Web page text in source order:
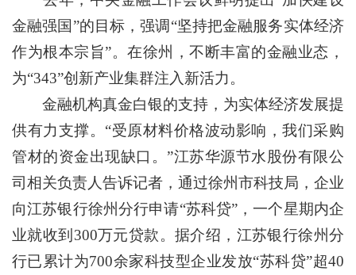
金融强国”的目标，强调“坚持把金融服务实体经济
作为根本宗旨”。在徐州，不断丰富的金融业态，
为“343”创新产业集群注入新活力。
金融机构真金白银的支持，为实体经济发展提
供有力支撑。“受原材料价格波动影响，我们采购
管材的资金出现缺口。”江苏华源节水股份有限公
司相关负责人告诉记者，通过徐州市科技局，企业
向江苏银行徐州分行申请“苏科贷”，一个星期内企
业就收到300万元贷款。据介绍，江苏银行徐州分
行已累计为700余家科技型企业发放“苏科贷”超40